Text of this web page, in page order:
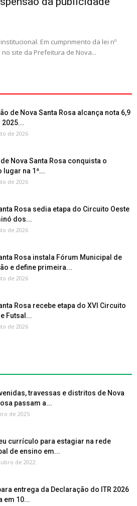
Em cumprimento da lei nº
site da Prefeitura de Nova...
de Nova Santa Rosa alcança nota 6,9
2025...
de 2026
Nova Santa Rosa conquista o
lugar na 1ª...
de 2026
Rosa sedia etapa do Circuito Oeste
dos...
de 2026
Rosa instala Fórum Municipal de
e define primeira...
de 2026
Rosa recebe etapa do XVI Circuito
Futsal...
de 2026
travessas e distritos de Nova
passam a...
de 2025
currículo para estagiar na rede
de ensino em...
de 2022
entrega da Declaração do ITR 2026
em 10...